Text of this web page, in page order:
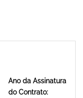
Ano da Assinatura
do Contrato: